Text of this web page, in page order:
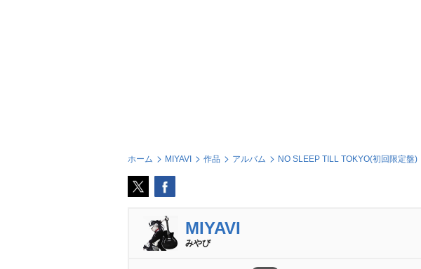
ホーム MIYAVI 作品 アルバム NO SLEEP TILL TOKYO(初回限定盤)
MIYAVI
みやび